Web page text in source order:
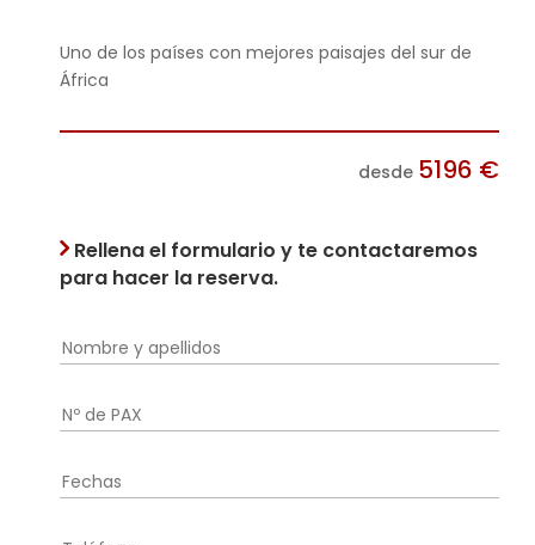
Uno de los países con mejores paisajes del sur de
África
desde 5196 €
Rellena el formulario y te contactaremos
para hacer la reserva.